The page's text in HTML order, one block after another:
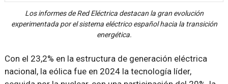
Los informes de Red Eléctrica destacan la gran evolución
experimentada por el sistema eléctrico español hacia la transición
energética.
Con el 23,2% en la estructura de generación eléctrica
nacional, la eólica fue en 2024 la tecnología líder,